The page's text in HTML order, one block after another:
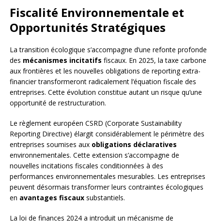
Fiscalité Environnementale et
Opportunités Stratégiques
La transition écologique s’accompagne d’une refonte profonde
des mécanismes incitatifs fiscaux. En 2025, la taxe carbone
aux frontières et les nouvelles obligations de reporting extra-
financier transformeront radicalement l’équation fiscale des
entreprises. Cette évolution constitue autant un risque qu’une
opportunité de restructuration.
Le règlement européen CSRD (Corporate Sustainability
Reporting Directive) élargit considérablement le périmètre des
entreprises soumises aux obligations déclaratives
environnementales. Cette extension s’accompagne de
nouvelles incitations fiscales conditionnées à des
performances environnementales mesurables. Les entreprises
peuvent désormais transformer leurs contraintes écologiques
en avantages fiscaux substantiels.
La loi de finances 2024 a introduit un mécanisme de